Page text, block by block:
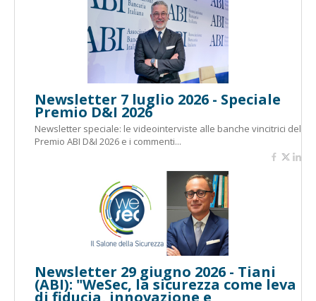
Newsletter 7 luglio 2026 - Speciale
Premio D&I 2026
Newsletter speciale: le videointerviste alle banche vincitrici del
Premio ABI D&I 2026 e i commenti...
Newsletter 29 giugno 2026 - Tiani
(ABI): "WeSec, la sicurezza come leva
di fiducia, innovazione e